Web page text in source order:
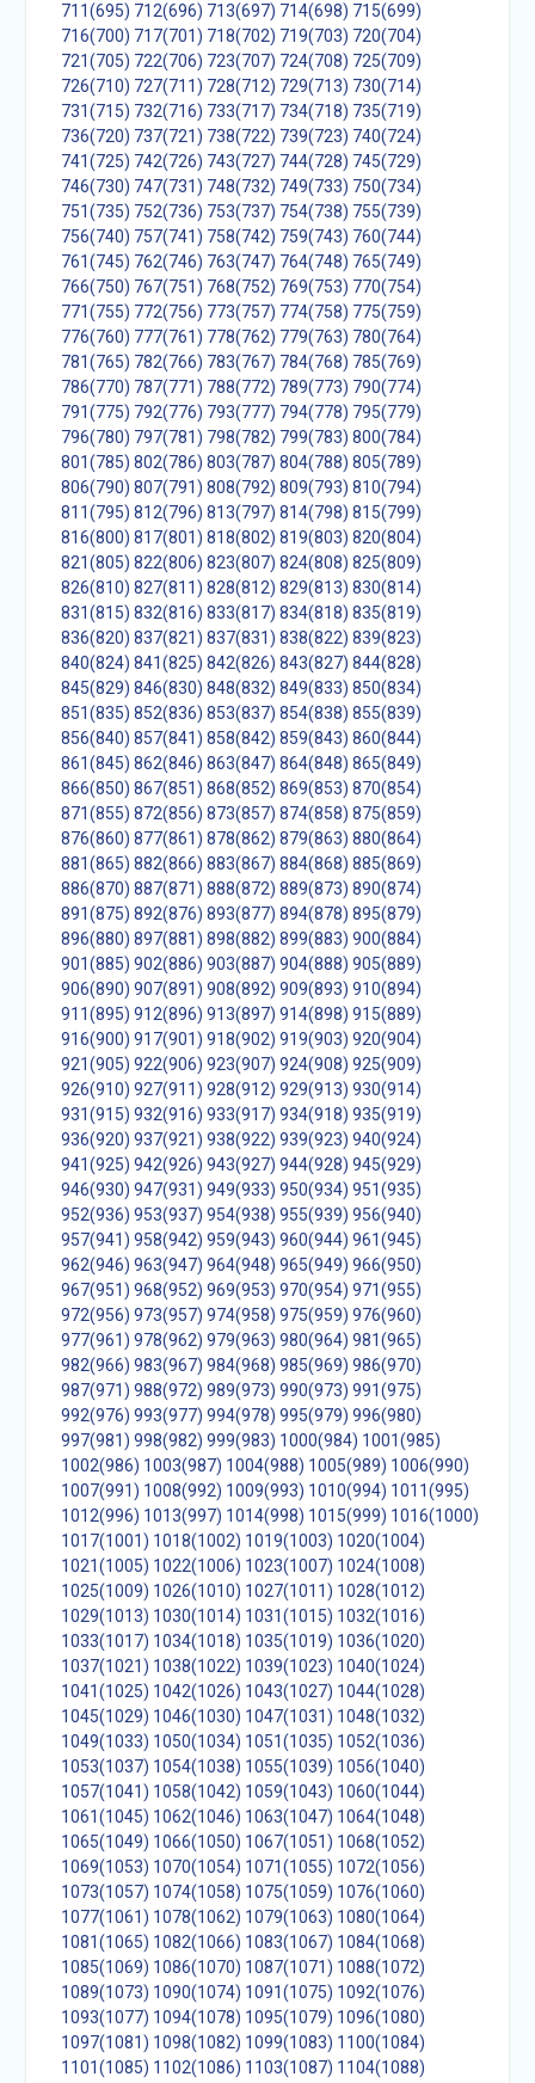
711(695) 712(696) 713(697) 714(698) 715(699)
716(700) 717(701) 718(702) 719(703) 720(704)
721(705) 722(706) 723(707) 724(708) 725(709)
726(710) 727(711) 728(712) 729(713) 730(714)
731(715) 732(716) 733(717) 734(718) 735(719)
736(720) 737(721) 738(722) 739(723) 740(724)
741(725) 742(726) 743(727) 744(728) 745(729)
746(730) 747(731) 748(732) 749(733) 750(734)
751(735) 752(736) 753(737) 754(738) 755(739)
756(740) 757(741) 758(742) 759(743) 760(744)
761(745) 762(746) 763(747) 764(748) 765(749)
766(750) 767(751) 768(752) 769(753) 770(754)
771(755) 772(756) 773(757) 774(758) 775(759)
776(760) 777(761) 778(762) 779(763) 780(764)
781(765) 782(766) 783(767) 784(768) 785(769)
786(770) 787(771) 788(772) 789(773) 790(774)
791(775) 792(776) 793(777) 794(778) 795(779)
796(780) 797(781) 798(782) 799(783) 800(784)
801(785) 802(786) 803(787) 804(788) 805(789)
806(790) 807(791) 808(792) 809(793) 810(794)
811(795) 812(796) 813(797) 814(798) 815(799)
816(800) 817(801) 818(802) 819(803) 820(804)
821(805) 822(806) 823(807) 824(808) 825(809)
826(810) 827(811) 828(812) 829(813) 830(814)
831(815) 832(816) 833(817) 834(818) 835(819)
836(820) 837(821) 837(831) 838(822) 839(823)
840(824) 841(825) 842(826) 843(827) 844(828)
845(829) 846(830) 848(832) 849(833) 850(834)
851(835) 852(836) 853(837) 854(838) 855(839)
856(840) 857(841) 858(842) 859(843) 860(844)
861(845) 862(846) 863(847) 864(848) 865(849)
866(850) 867(851) 868(852) 869(853) 870(854)
871(855) 872(856) 873(857) 874(858) 875(859)
876(860) 877(861) 878(862) 879(863) 880(864)
881(865) 882(866) 883(867) 884(868) 885(869)
886(870) 887(871) 888(872) 889(873) 890(874)
891(875) 892(876) 893(877) 894(878) 895(879)
896(880) 897(881) 898(882) 899(883) 900(884)
901(885) 902(886) 903(887) 904(888) 905(889)
906(890) 907(891) 908(892) 909(893) 910(894)
911(895) 912(896) 913(897) 914(898) 915(889)
916(900) 917(901) 918(902) 919(903) 920(904)
921(905) 922(906) 923(907) 924(908) 925(909)
926(910) 927(911) 928(912) 929(913) 930(914)
931(915) 932(916) 933(917) 934(918) 935(919)
936(920) 937(921) 938(922) 939(923) 940(924)
941(925) 942(926) 943(927) 944(928) 945(929)
946(930) 947(931) 949(933) 950(934) 951(935)
952(936) 953(937) 954(938) 955(939) 956(940)
957(941) 958(942) 959(943) 960(944) 961(945)
962(946) 963(947) 964(948) 965(949) 966(950)
967(951) 968(952) 969(953) 970(954) 971(955)
972(956) 973(957) 974(958) 975(959) 976(960)
977(961) 978(962) 979(963) 980(964) 981(965)
982(966) 983(967) 984(968) 985(969) 986(970)
987(971) 988(972) 989(973) 990(973) 991(975)
992(976) 993(977) 994(978) 995(979) 996(980)
997(981) 998(982) 999(983) 1000(984) 1001(985)
1002(986) 1003(987) 1004(988) 1005(989) 1006(990)
1007(991) 1008(992) 1009(993) 1010(994) 1011(995)
1012(996) 1013(997) 1014(998) 1015(999) 1016(1000)
1017(1001) 1018(1002) 1019(1003) 1020(1004)
1021(1005) 1022(1006) 1023(1007) 1024(1008)
1025(1009) 1026(1010) 1027(1011) 1028(1012)
1029(1013) 1030(1014) 1031(1015) 1032(1016)
1033(1017) 1034(1018) 1035(1019) 1036(1020)
1037(1021) 1038(1022) 1039(1023) 1040(1024)
1041(1025) 1042(1026) 1043(1027) 1044(1028)
1045(1029) 1046(1030) 1047(1031) 1048(1032)
1049(1033) 1050(1034) 1051(1035) 1052(1036)
1053(1037) 1054(1038) 1055(1039) 1056(1040)
1057(1041) 1058(1042) 1059(1043) 1060(1044)
1061(1045) 1062(1046) 1063(1047) 1064(1048)
1065(1049) 1066(1050) 1067(1051) 1068(1052)
1069(1053) 1070(1054) 1071(1055) 1072(1056)
1073(1057) 1074(1058) 1075(1059) 1076(1060)
1077(1061) 1078(1062) 1079(1063) 1080(1064)
1081(1065) 1082(1066) 1083(1067) 1084(1068)
1085(1069) 1086(1070) 1087(1071) 1088(1072)
1089(1073) 1090(1074) 1091(1075) 1092(1076)
1093(1077) 1094(1078) 1095(1079) 1096(1080)
1097(1081) 1098(1082) 1099(1083) 1100(1084)
1101(1085) 1102(1086) 1103(1087) 1104(1088)